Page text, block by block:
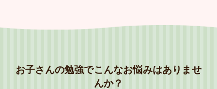
お子さんの勉強でこんなお悩みはありませ
んか？